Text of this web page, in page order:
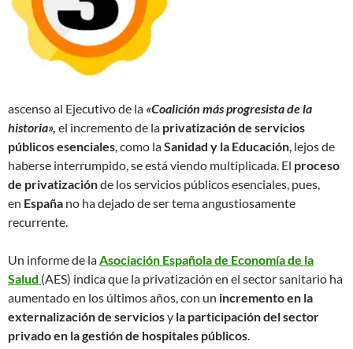
ascenso al Ejecutivo de la «Coalición más progresista de la
historia», el incremento de la privatización de servicios
públicos esenciales , como laSanidad y la Educación , lejos de
haberse interrumpido, se está viendo multiplicada. El proceso
de privatizaciónde los servicios públicos esenciales, pues,
en España no ha dejado de ser tema angustiosamente
recurrente.
Un informe de la Asociación Española de Economía de la
Salud (AES) indica que la privatización en el sector sanitario ha
aumentado en los últimos años, con un incremento en la
externalización de serviciosy la participación del sector
privado en la gestión de hospitales públicos